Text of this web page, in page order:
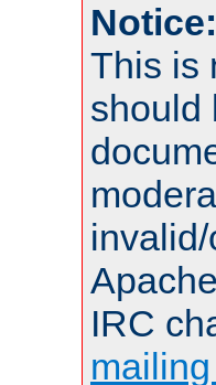
Notice:
This is
should
IRC